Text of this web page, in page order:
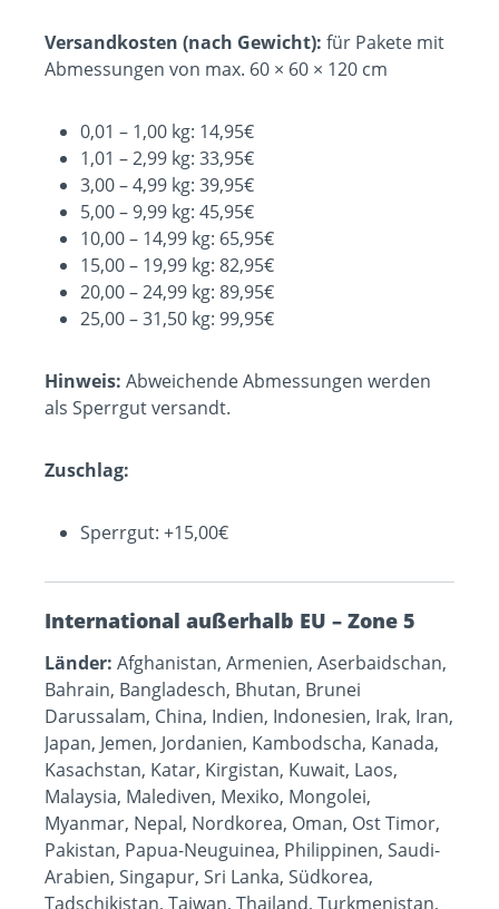
Versandkosten (nach Gewicht): für Pakete mit
Abmessungen von max. 60 × 60 × 120 cm
0,01 – 1,00 kg: 14,95€
1,01 – 2,99 kg: 33,95€
3,00 – 4,99 kg: 39,95€
5,00 – 9,99 kg: 45,95€
10,00 – 14,99 kg: 65,95€
15,00 – 19,99 kg: 82,95€
20,00 – 24,99 kg: 89,95€
25,00 – 31,50 kg: 99,95€
Hinweis: Abweichende Abmessungen werden
als Sperrgut versandt.
Zuschlag:
Sperrgut: +15,00€
International außerhalb EU – Zone 5
Länder: Afghanistan, Armenien, Aserbaidschan,
Bahrain, Bangladesch, Bhutan, Brunei
Darussalam, China, Indien, Indonesien, Irak, Iran,
Japan, Jemen, Jordanien, Kambodscha, Kanada,
Kasachstan, Katar, Kirgistan, Kuwait, Laos,
Malaysia, Malediven, Mexiko, Mongolei,
Myanmar, Nepal, Nordkorea, Oman, Ost Timor,
Pakistan, Papua-Neuguinea, Philippinen, Saudi-
Arabien, Singapur, Sri Lanka, Südkorea,
Tadschikistan, Taiwan, Thailand, Turkmenistan,